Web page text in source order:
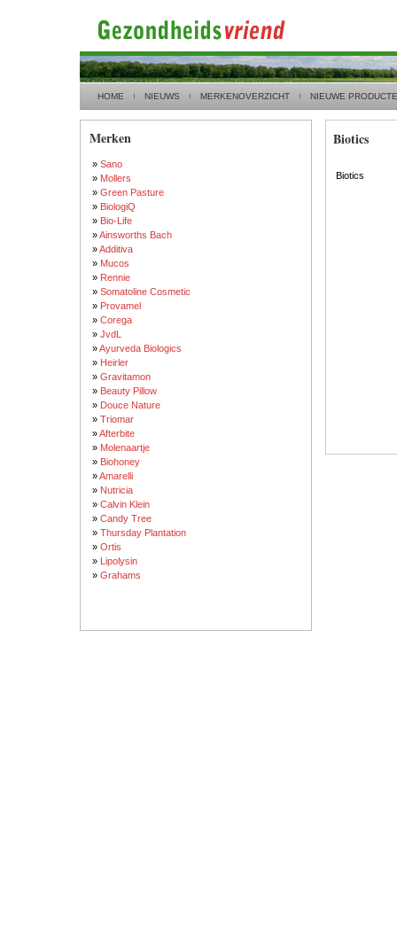
HOME NIEUWS MERKENOVERZICHT NIEUWE
Merken
» Sano
» Mollers
» Green Pasture
» BiologiQ
» Bio-Life
»Ainsworths Bach
»Additiva
» Mucos
» Rennie
» Somatoline Cosmetic
» Provamel
» Corega
» JvdL
»Ayurveda Biologics
» Heirler
» Gravitamon
» Beauty Pillow
» Douce Nature
» Triomar
»Afterbite
» Molenaartje
» Biohoney
»Amarelli
» Nutricia
» Calvin Klein
» Candy Tree
» Thursday Plantation
» Ortis
» Lipolysin
» Grahams
Biotics
Biotics